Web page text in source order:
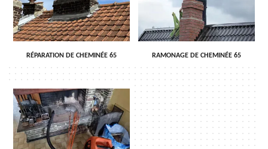
RÉPARATION DE CHEMINÉE 65 RAMONAGE DE CHEMINÉE 65